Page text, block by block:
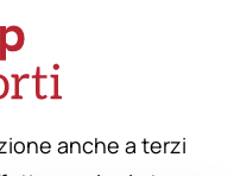
anche a terzi